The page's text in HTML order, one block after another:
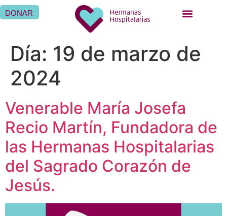
DONAR
Día: 19 de marzo de
2024
Venerable María Josefa
Recio Martín, Fundadora de
las Hermanas Hospitalarias
del Sagrado Corazón de
Jesús.